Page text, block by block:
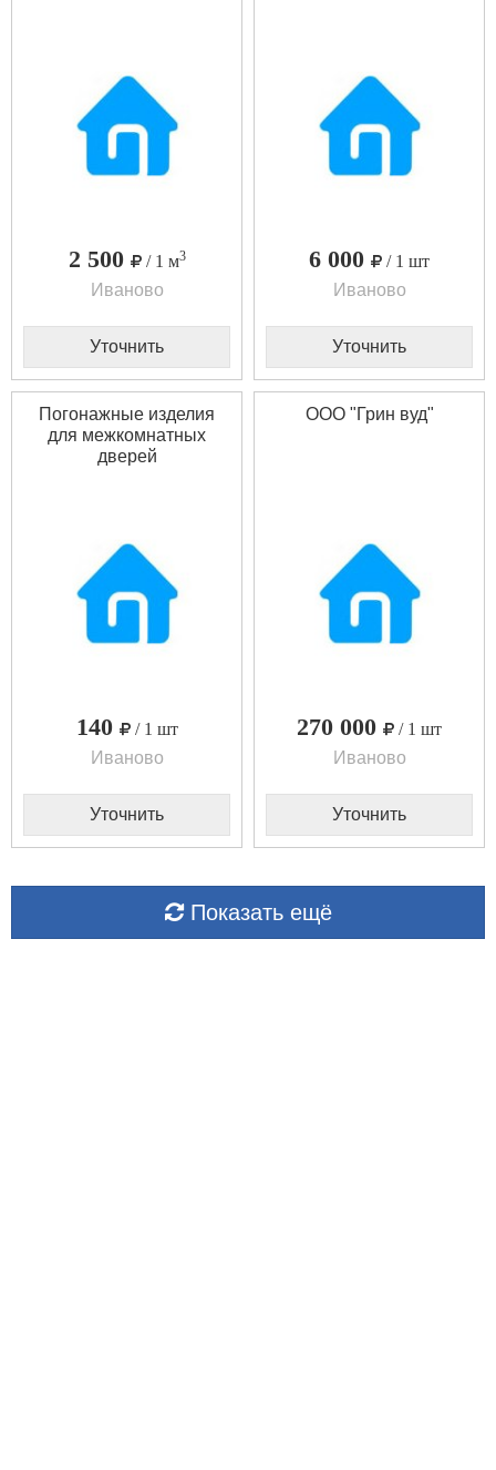
2 500 / 1 м3
Иваново
Уточнить
6 000
/ 1 шт
Иваново
Уточнить
Погонажные изделия
для межкомнатных
дверей
140
/ 1 шт
Иваново
Уточнить
ООО "Грин вуд"
270 000
/ 1 шт
Иваново
Уточнить
Показать ещё